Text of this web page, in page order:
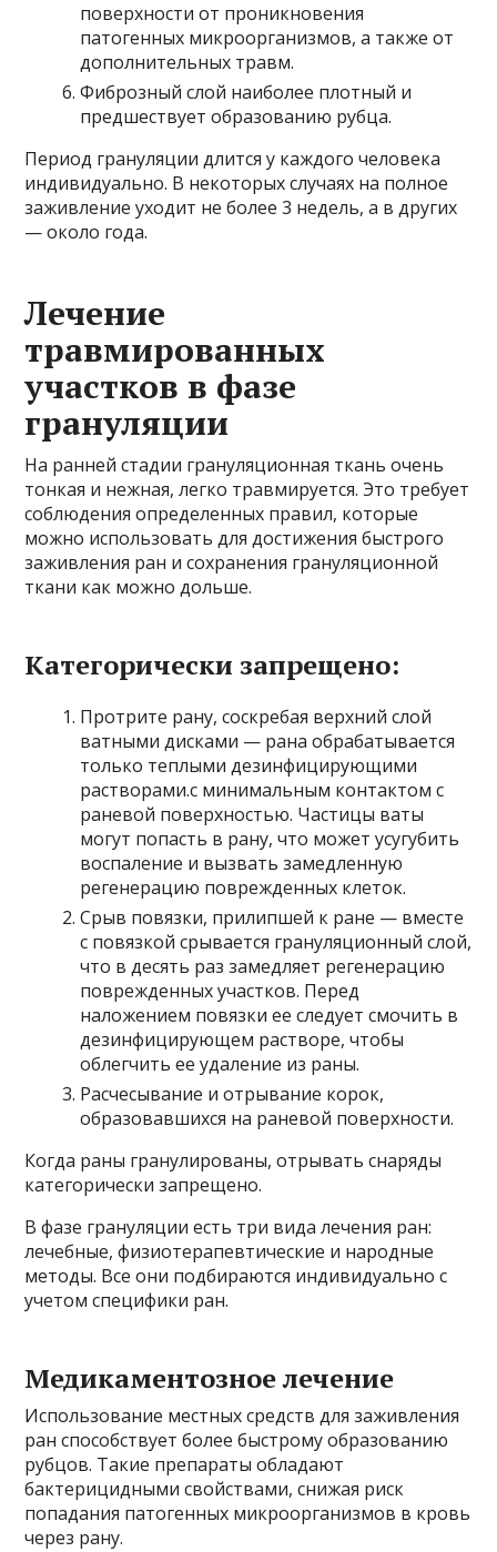
поверхности от проникновения
патогенных микроорганизмов, а также от
дополнительных травм.
Фиброзный слой наиболее плотный и
предшествует образованию рубца.
Период грануляции длится у каждого человека
индивидуально. В некоторых случаях на полное
заживление уходит не более 3 недель, а в других
— около года.
Лечение
травмированных
участков в фазе
грануляции
На ранней стадии грануляционная ткань очень
тонкая и нежная, легко травмируется. Это требует
соблюдения определенных правил, которые
можно использовать для достижения быстрого
заживления ран и сохранения грануляционной
ткани как можно дольше.
Категорически запрещено:
Протрите рану, соскребая верхний слой
ватными дисками — рана обрабатывается
только теплыми дезинфицирующими
растворами.с минимальным контактом с
раневой поверхностью. Частицы ваты
могут попасть в рану, что может усугубить
воспаление и вызвать замедленную
регенерацию поврежденных клеток.
Срыв повязки, прилипшей к ране — вместе
с повязкой срывается грануляционный слой,
что в десять раз замедляет регенерацию
поврежденных участков. Перед
наложением повязки ее следует смочить в
дезинфицирующем растворе, чтобы
облегчить ее удаление из раны.
Расчесывание и отрывание корок,
образовавшихся на раневой поверхности.
Когда раны гранулированы, отрывать снаряды
категорически запрещено.
В фазе грануляции есть три вида лечения ран:
лечебные, физиотерапевтические и народные
методы. Все они подбираются индивидуально с
учетом специфики ран.
Медикаментозное лечение
Использование местных средств для заживления
ран способствует более быстрому образованию
рубцов. Такие препараты обладают
бактерицидными свойствами, снижая риск
попадания патогенных микроорганизмов в кровь
через рану.